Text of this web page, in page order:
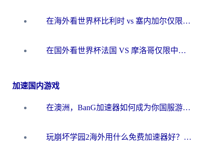
在海外看世界杯比利时 vs 塞内加尔仅限中国大陆？我找到了最流畅的中文解说之路
在国外看世界杯法国 VS 摩洛哥仅限中国大陆？海外党这样看中文解说赛事不卡顿
加速国内游戏
在澳洲，BanG加速器如何成为你国服游戏的“时光机”？
玩崩坏学园2海外用什么免费加速器好？2026海外党亲测国服游戏加速指南